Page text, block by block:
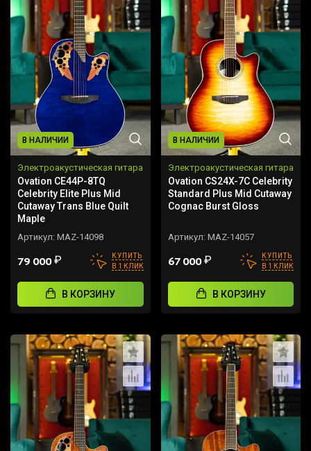
В НАЛИЧИИ
Электроакустическая гитара
Ovation CE44P-8TQ
Celebrity Elite Plus Mid
Cutaway Trans Blue Quilt
Maple
Артикул: MAZ-14098
79 000₽
КУПИТЬ
В 1 КЛИК
В КОРЗИНУ
В НАЛИЧИИ
Электроакустическая гитара
Ovation CS24X-7C Celebrity
Standard Plus Mid Cutaway
Cognac Burst Gloss
Артикул: MAZ-14057
67 000₽
КУПИТЬ
В 1 КЛИК
В КОРЗИНУ